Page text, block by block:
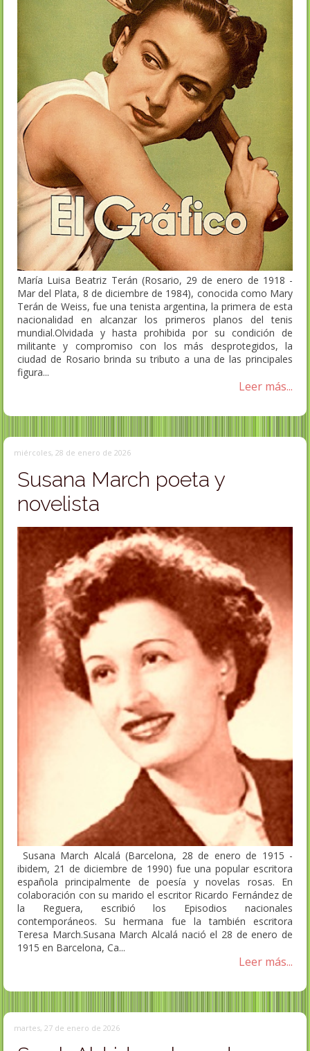
María Luisa Beatriz Terán (Rosario, 29 de enero de 1918 -
Mar del Plata, 8 de diciembre de 1984), conocida como Mary
Terán de Weiss, fue una tenista argentina, la primera de esta
nacionalidad en alcanzar los primeros planos del tenis
mundial.Olvidada y hasta prohibida por su condición de
militante y compromiso con los más desprotegidos, la
ciudad de Rosario brinda su tributo a una de las principales
figura...
Leer más...
miércoles, 28 de enero de 2026
Susana March poeta y
novelista
Susana March Alcalá (Barcelona, 28 de enero de 1915 -
ibidem, 21 de diciembre de 1990) fue una popular escritora
española principalmente de poesía y novelas rosas. En
colaboración con su marido el escritor Ricardo Fernández de
la Reguera, escribió los Episodios nacionales
contemporáneos. Su hermana fue la también escritora
Teresa March.Susana March Alcalá nació el 28 de enero de
1915 en Barcelona, Ca...
Leer más...
martes, 27 de enero de 2026